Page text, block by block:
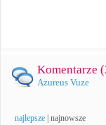
Komentarze (
Azureus Vuze
najlepsze najnowsze